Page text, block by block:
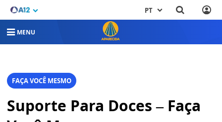
PT
MENU
FAÇA VOCÊ MESMO
Suporte Para Doces – Faça